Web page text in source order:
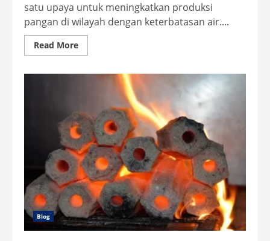
satu upaya untuk meningkatkan produksi
pangan di wilayah dengan keterbatasan air....
Read MoreRead
more
Dilahan
untuk
Ketahanan
Pangan
Blog